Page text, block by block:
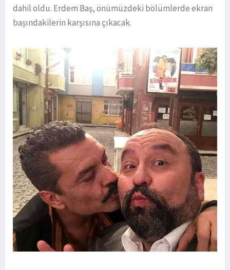
dahil oldu. Erdem Baş, önümüzdeki bölümlerde ekran
başındakilerin karşısına çıkacak.